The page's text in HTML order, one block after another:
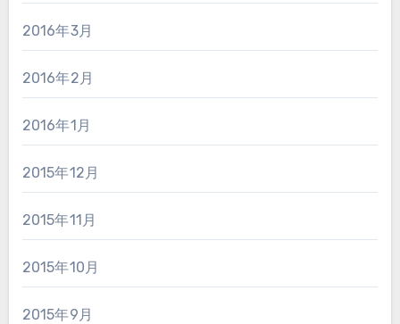
2016年3月
2016年2月
2016年1月
2015年12月
2015年11月
2015年10月
2015年9月